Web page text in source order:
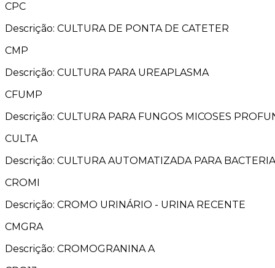
CPC
Descrição: CULTURA DE PONTA DE CATETER
CMP
Descrição: CULTURA PARA UREAPLASMA
CFUMP
Descrição: CULTURA PARA FUNGOS MICOSES
CULTA
Descrição: CULTURA AUTOMATIZADA PARA
CROMI
Descrição: CROMO URINÁRIO - URINA RECENTE
CMGRA
Descrição: CROMOGRANINA A